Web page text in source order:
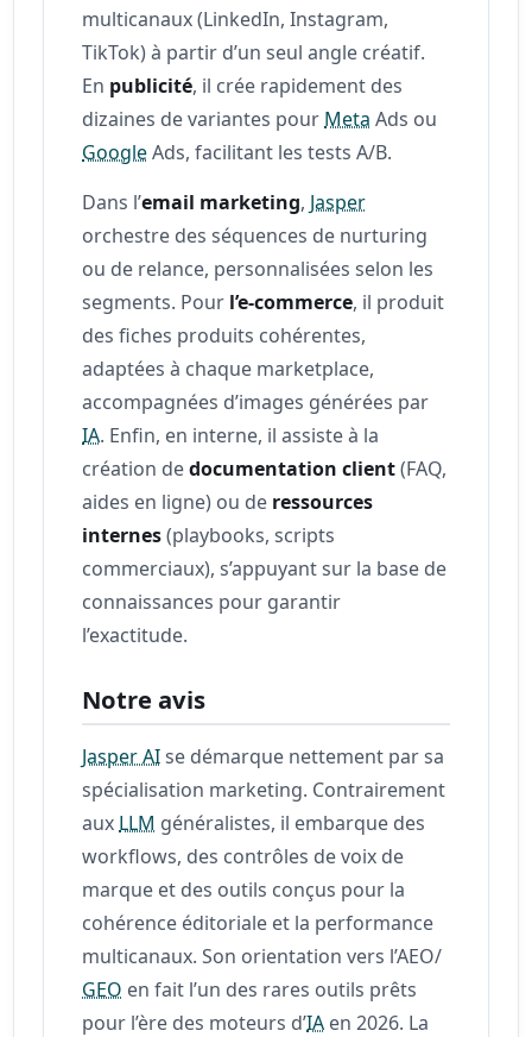
multicanaux (LinkedIn, Instagram,
TikTok) à partir d’un seul angle créatif.
En publicité, il crée rapidement des
dizaines de variantes pour Meta Ads ou
GoogleAds, facilitant les tests A/B.
Dans l’email marketing, Jasper
orchestre des séquences de nurturing
ou de relance, personnalisées selon les
segments. Pour l’e-commerce, il produit
des fiches produits cohérentes,
adaptées à chaque marketplace,
accompagnées d’images générées par
IA. Enfin, en interne, il assiste à la
création dedocumentation client(FAQ,
aides en ligne) ou de ressources
internes(playbooks, scripts
commerciaux), s’appuyant sur la base de
connaissances pour garantir
l’exactitude.
Notre avis
Jasper AIse démarque nettement par sa
spécialisation marketing. Contrairement
aux LLM généralistes, il embarque des
workflows, des contrôles de voix de
marque et des outils conçus pour la
cohérence éditoriale et la performance
multicanaux. Son orientation vers l’AEO/
GEO en fait l’un des rares outils prêts
pour l’ère des moteurs d’IA en 2026. La